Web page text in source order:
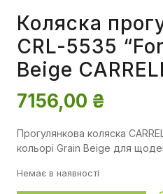
Коляска
CRL-5535
Beige
7156,00 ₴
Прогулянкова коляска
кольорі Grain Beige для
Немає в наявності